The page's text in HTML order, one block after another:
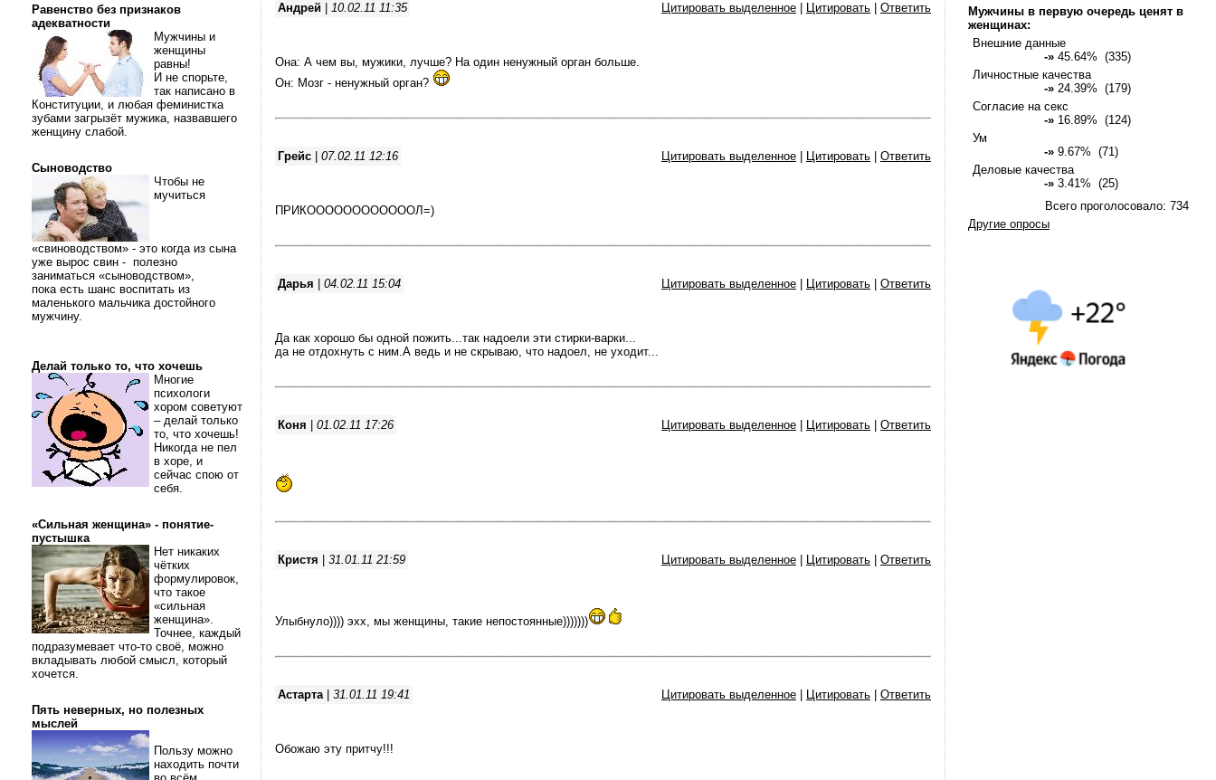
Равенство без признаков
адекватности
Мужчины и
женщины
равны!
И не спорьте,
так написано в
Конституции, и любая феминистка
зубами загрызёт мужика, назвавшего
женщину слабой.
Сыноводство
Чтобы не
мучиться
«свиноводством» - это когда из сына
уже вырос свин - полезно
заниматься «сыноводством»,
пока есть шанс воспитать из
маленького мальчика достойного
мужчину.
Делай только то, что хочешь
Многие
психологи
хором советуют
– делай только
то, что хочешь!
Никогда не пел
в хоре, и
сейчас спою от
себя.
«Сильная женщина» - понятие-
пустышка
Нет никаких
чётких
формулировок,
что такое
«сильная
женщина».
Точнее, каждый
подразумевает что-то своё, можно
вкладывать любой смысл, который
хочется.
Пять неверных, но полезных
мыслей
Пользу можно
находить почти
Андрей 10.02.11 11:35 Цитировать выделенное Цитировать Ответить
Она: А чем вы, мужики, лучше? На один ненужный орган больше.
Он: Мозг - ненужный орган?
Грейс 07.02.11 12:16 Цитировать выделенное Цитировать Ответить
ПРИКООООООООООООЛ=)
Дарья 04.02.11 15:04 Цитировать выделенное Цитировать Ответить
Да как хорошо бы одной пожить...так надоели эти стирки-варки...
да не отдохнуть с ним.А ведь и не скрываю, что надоел, не уходит...
Коня 01.02.11 17:26 Цитировать выделенное Цитировать Ответить
Кристя 31.01.11 21:59 Цитировать выделенное Цитировать Ответить
Улыбнуло)))) эхх, мы женщины, такие непостоянные)))))))
Астарта 31.01.11 19:41 Цитировать выделенное Цитировать Ответить
Обожаю эту притчу!!!
Мужчины в первую очередь ценят в
женщинах:
Внешние данные
-» 45.64% (335)
Личностные качества
-» 24.39% (179)
Согласие на секс
-» 16.89% (124)
Ум
-» 9.67% (71)
Деловые качества
-» 3.41% (25)
Всего проголосовало: 734
Другие опросы